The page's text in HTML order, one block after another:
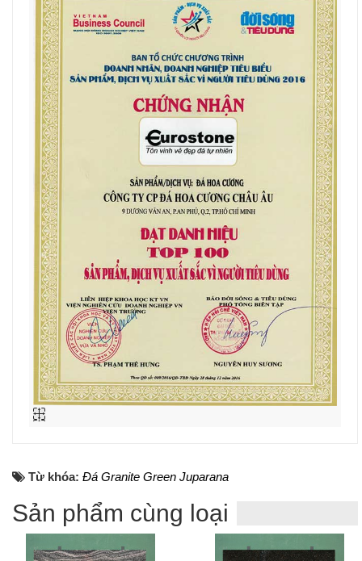
Từ khóa: Đá Granite Green Juparana
Sản phẩm cùng loại